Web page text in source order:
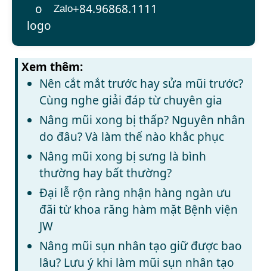
Zalo+84.96868.1111
Xem thêm:
Nên cắt mắt trước hay sửa mũi trước?
Cùng nghe giải đáp từ chuyên gia
Nâng mũi xong bị thấp? Nguyên nhân
do đâu? Và làm thế nào khắc phục
Nâng mũi xong bị sưng là bình
thường hay bất thường?
Đại lễ rộn ràng nhận hàng ngàn ưu
đãi từ khoa răng hàm mặt Bệnh viện
JW
Nâng mũi sụn nhân tạo giữ được bao
lâu? Lưu ý khi làm mũi sụn nhân tạo